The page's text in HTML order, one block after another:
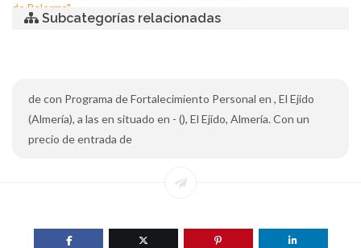
de Balerma"
Subcategorías relacionadas
de con Programa de Fortalecimiento Personal en , El Ejido
(Almería), a las en situado en - (), El Ejido, Almería. Con un
precio de entrada de